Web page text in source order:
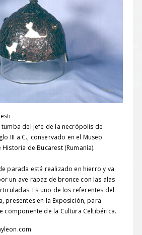
tumba del jefe de la necrópolis de
III a.C., conservado en el Museo
de Bucarest (Rumanía).
parada está realizado en hierro y va
un ave rapaz de bronce con las alas
Es uno de los referentes del
presentes en la Exposición, para
componente de la Cultura Celtibérica.